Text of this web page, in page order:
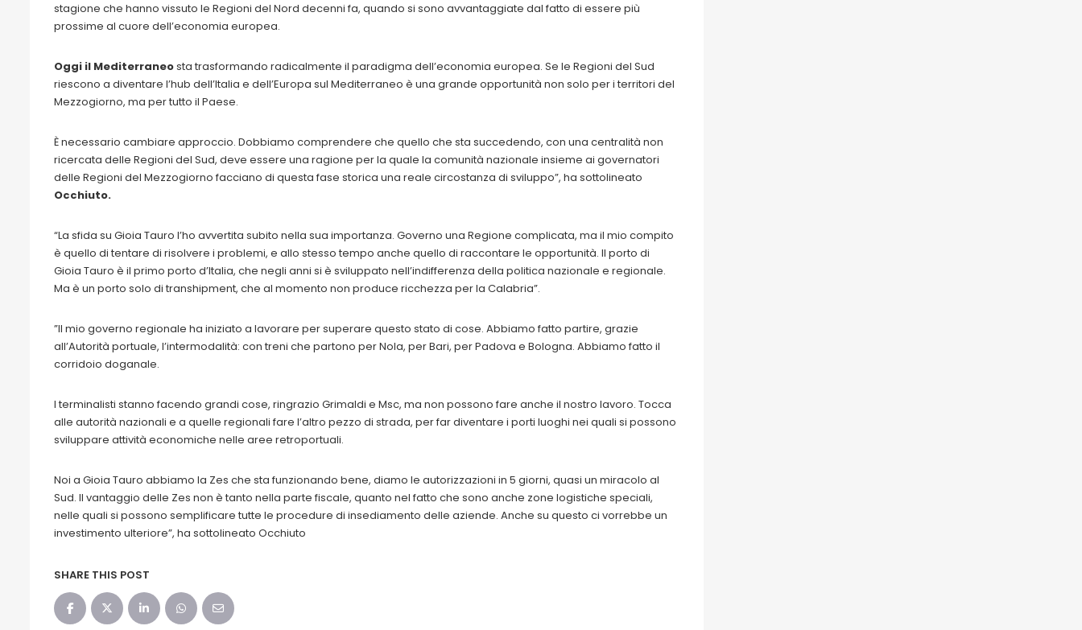
stagione che hanno vissuto le Regioni del Nord decenni fa, quando si sono avvantaggiate dal fatto di essere più
prossime al cuore dell’economia europea.
Oggi il Mediterraneosta trasformando radicalmente il paradigma dell’economia europea. Se le Regioni del Sud
riescono a diventare l’hub dell’Italia e dell’Europa sul Mediterraneo è una grande opportunità non solo per i territori del
Mezzogiorno, ma per tutto il Paese.
È necessario cambiare approccio. Dobbiamo comprendere che quello che sta succedendo, con una centralità non
ricercata delle Regioni del Sud, deve essere una ragione per la quale la comunità nazionale insieme ai governatori
delle Regioni del Mezzogiorno facciano di questa fase storica una reale circostanza di sviluppo”, ha sottolineato
Occhiuto.
“La sfida su Gioia Tauro l’ho avvertita subito nella sua importanza. Governo una Regione complicata, ma il mio compito
è quello di tentare di risolvere i problemi, e allo stesso tempo anche quello di raccontare le opportunità. Il porto di
Gioia Tauro è il primo porto d’Italia, che negli anni si è sviluppato nell’indifferenza della politica nazionale e regionale.
Ma è un porto solo di transhipment, che al momento non produce ricchezza per la Calabria”.
”Il mio governo regionale ha iniziato a lavorare per superare questo stato di cose. Abbiamo fatto partire, grazie
all’Autorità portuale, l’intermodalità: con treni che partono per Nola, per Bari, per Padova e Bologna. Abbiamo fatto il
corridoio doganale.
I terminalisti stanno facendo grandi cose, ringrazio Grimaldi e Msc, ma non possono fare anche il nostro lavoro. Tocca
alle autorità nazionali e a quelle regionali fare l’altro pezzo di strada, per far diventare i porti luoghi nei quali si possono
sviluppare attività economiche nelle aree retroportuali.
Noi a Gioia Tauro abbiamo la Zes che sta funzionando bene, diamo le autorizzazioni in 5 giorni, quasi un miracolo al
Sud. Il vantaggio delle Zes non è tanto nella parte fiscale, quanto nel fatto che sono anche zone logistiche speciali,
nelle quali si possono semplificare tutte le procedure di insediamento delle aziende. Anche su questo ci vorrebbe un
investimento ulteriore”, ha sottolineato Occhiuto
SHARE THIS POST